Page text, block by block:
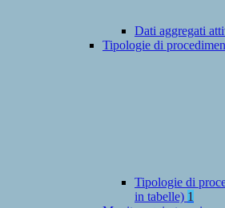
Dati aggregati
Tipologie di
Tipologie di
in tabelle) 1